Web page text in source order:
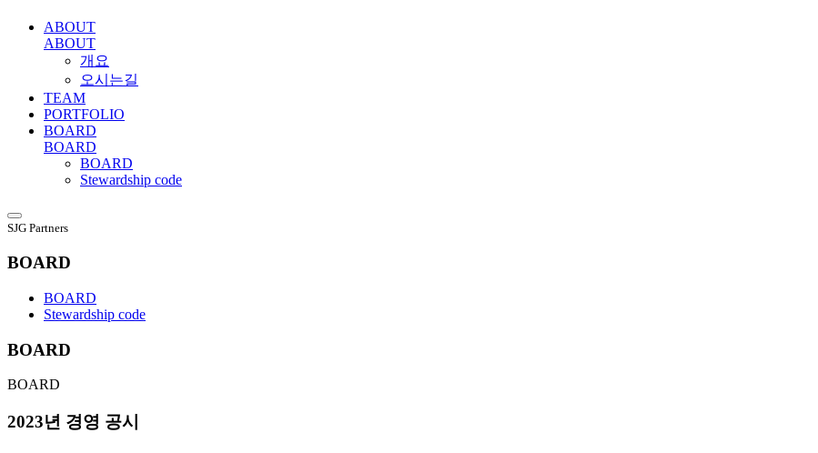
ABOUT
ABOUT
개요
오시는길
TEAM
PORTFOLIO
BOARD
BOARD
BOARD
Stewardship code
SJG Partners
BOARD
BOARD
Stewardship code
BOARD
BOARD
2023년 경영 공시